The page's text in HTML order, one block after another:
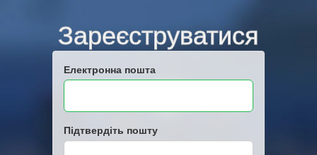
Зареєструватися
Електронна пошта
Підтвердіть пошту